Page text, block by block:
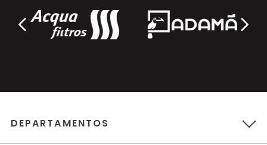
DEPARTAMENTOS